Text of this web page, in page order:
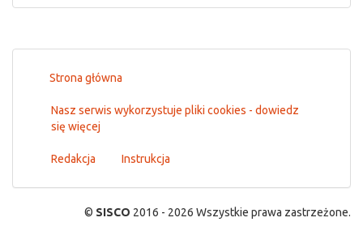
Strona główna
Nasz serwis wykorzystuje pliki cookies - dowiedz
się więcej
Redakcja Instrukcja
© SISCO 2016 - 2026 Wszystkie prawa zastrzeżone.